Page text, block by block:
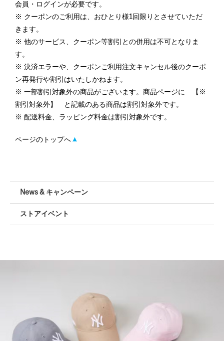
会員・ログインが必要です。
クーポンのご利用は、おひとり様1回限りとさせていただ
きます。
他のサービス、クーポン等割引との併用は不可となりま
す。
決済エラーや、クーポンご利用注文キャンセル後のクーポ
ン再発行や割引はいたしかねます。
一部割引対象外の商品がございます。商品ページに 【※
割引対象外】 と記載のある商品は割引対象外です。
配送料金、ラッピング料金は割引対象外です。
ページのトップへ
News & キャンペーン
ストアイベント